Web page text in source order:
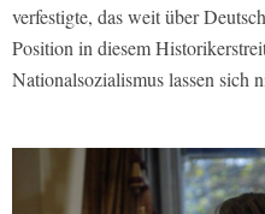
verfestigte, das weit über
Position in diesem
Nationalsozialismus lassen sich